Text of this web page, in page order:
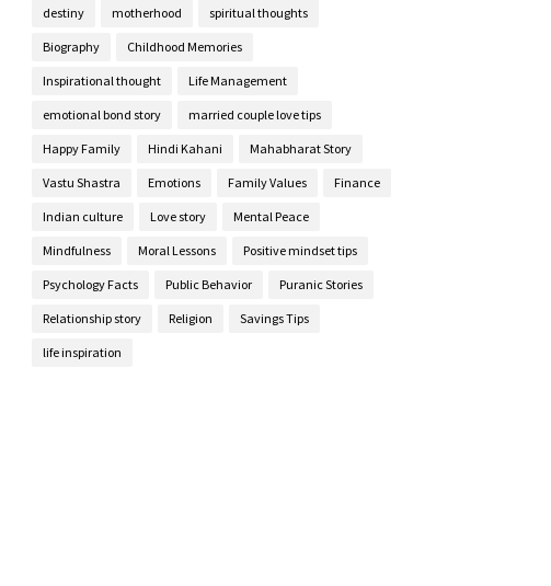
destiny motherhood spiritual thoughts
Biography Childhood Memories
Inspirational thought Life Management
emotional bond story married couple love tips
Happy Family Hindi Kahani Mahabharat Story
Vastu Shastra Emotions Family Values Finance
Indian culture Love story Mental Peace
Mindfulness Moral Lessons Positive mindset tips
Psychology Facts Public Behavior Puranic Stories
Relationship story Religion Savings Tips
life inspiration